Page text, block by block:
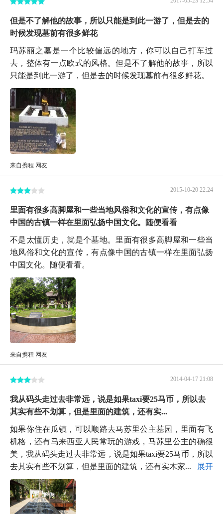
但是不了解他的故事，所以只能是到此一游了，但是去的
时候发现墓前有很多鲜花
玛苏丽之墓是一个比较偏远的地方，你可以自己打车过
去，整体有一点欧式的风格。但是不了解他的故事，所以
只能是到此一游了，但是去的时候发现墓前有很多鲜花。
来自携程 网友
2015-10-20 22:24
里面有很多高脚屋和一些当地风俗和文化的宣传，有点像
中国的古镇一样在里面弘扬中国文化。随便看看
不是太懂历史，就是个墓地。里面有很多高脚屋和一些当
地风俗和文化的宣传，有点像中国的古镇一样在里面弘扬
中国文化。随便看看。
来自携程 网友
2014-04-17 21:08
我从码头走过去非常远，说是如果taxi要25马币，所以去
其实有些不划算，但是里面的建筑，还有实...
如果你住在瓜镇，可以顺路去马苏里公主墓园，里面有飞
机格，还有马来西亚人民常玩的游戏，马苏里公主的确很
美，我从码头走过去非常远，说是如果taxi要25马币，所以
去其实有些不划算，但是里面的建筑，还有实木家...
展开